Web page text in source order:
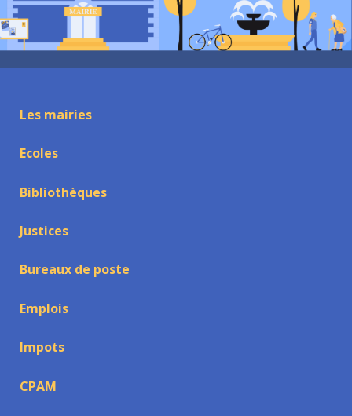
Les mairies
Ecoles
Bibliothèques
Justices
Bureaux de poste
Emplois
Impots
CPAM